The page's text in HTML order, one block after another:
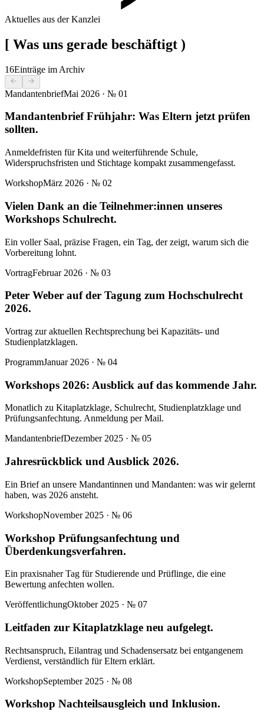
Aktuelles aus der Kanzlei
[ Was uns gerade beschäftigt )
16Einträge im Archiv
MandantenbriefMai 2026 · № 01
Mandantenbrief Frühjahr: Was Eltern jetzt prüfen
sollten.
Anmeldefristen für Kita und weiterführende Schule,
Widerspruchsfristen und Stichtage kompakt zusammengefasst.
WorkshopMärz 2026 · № 02
Vielen Dank an die Teilnehmer:innen unseres
Workshops Schulrecht.
Ein voller Saal, präzise Fragen, ein Tag, der zeigt, warum sich die
Vorbereitung lohnt.
VortragFebruar 2026 · № 03
Peter Weber auf der Tagung zum Hochschulrecht
2026.
Vortrag zur aktuellen Rechtsprechung bei Kapazitäts- und
Studienplatzklagen.
ProgrammJanuar 2026 · № 04
Workshops 2026: Ausblick auf das kommende Jahr.
Monatlich zu Kitaplatzklage, Schulrecht, Studienplatzklage und
Prüfungsanfechtung. Anmeldung per Mail.
MandantenbriefDezember 2025 · № 05
Jahresrückblick und Ausblick 2026.
Ein Brief an unsere Mandantinnen und Mandanten: was wir gelernt
haben, was 2026 ansteht.
WorkshopNovember 2025 · № 06
Workshop Prüfungsanfechtung und
Überdenkungsverfahren.
Ein praxisnaher Tag für Studierende und Prüflinge, die eine
Bewertung anfechten wollen.
VeröffentlichungOktober 2025 · № 07
Leitfaden zur Kitaplatzklage neu aufgelegt.
Rechtsanspruch, Eilantrag und Schadensersatz bei entgangenem
Verdienst, verständlich für Eltern erklärt.
WorkshopSeptember 2025 · № 08
Workshop Nachteilsausgleich und Inklusion.